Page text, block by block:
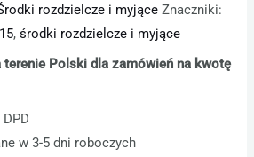
rozdzielcze i myjące Znaczniki:
,środki rozdzielcze i myjące
terenie Polski dla zamówień na kwotę
w 3-5 dni roboczych